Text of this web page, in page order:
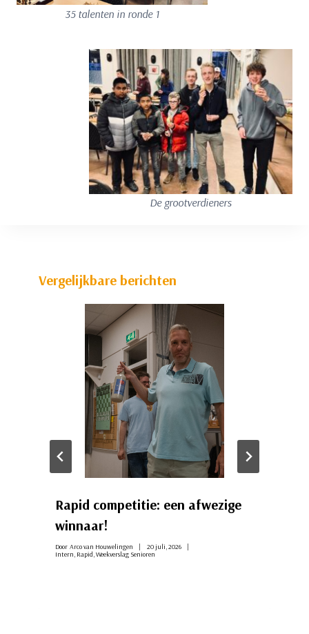
35 talenten in ronde 1
De grootverdieners
Vergelijkbare berichten
Rapid competitie: een afwezige
winnaar!
Door Arco van Houwelingen
20 juli, 2026
Intern, Rapid,Weekverslag Senioren